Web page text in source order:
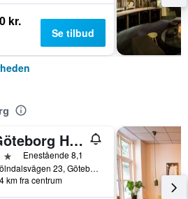
kr.
Se tilbud
Göteborg Hostel
Enestående 8,1
Mölndalsvägen 23, Göteborg, Västra Götalands län, Sverige
km fra centrum